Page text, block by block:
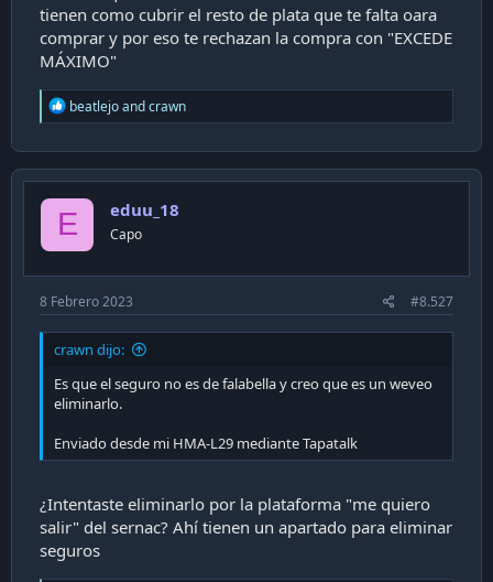
tienen como cubrir el resto de plata que te falta oara
comprar y por eso te rechazan la compra con "EXCEDE
MÁXIMO"
R
e
c
t
o
n
beatlejoandcrawn
E eduu_18
Capo
8 Febrero 2023 #8.527
crawn dijo:
Es que el seguro no es de falabella y creo que es un weveo
eliminarlo.
Enviado desde mi HMA-L29 mediante Tapatalk
¿Intentaste eliminarlo por la plataforma "me quiero
salir" del sernac? Ahí tienen un apartado para eliminar
seguros